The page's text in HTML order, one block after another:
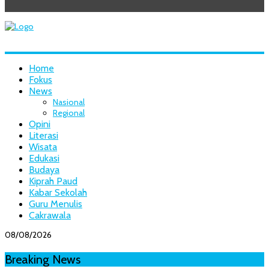
Home
Fokus
News
Nasional
Regional
Opini
Literasi
Wisata
Edukasi
Budaya
Kiprah Paud
Kabar Sekolah
Guru Menulis
Cakrawala
08/08/2026
Breaking News